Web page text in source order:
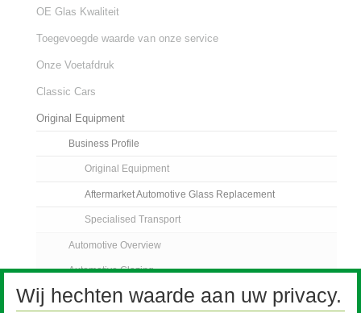
OE Glas Kwaliteit
Toegevoegde waarde van onze service
Onze Voetafdruk
Classic Cars
Original Equipment
Business Profile
Original Equipment
Aftermarket Automotive Glass Replacement
Specialised Transport
Automotive Overview
Automotive Glazing
Pilkington Sundym Select
Wij hechten waarde aan uw privacy.